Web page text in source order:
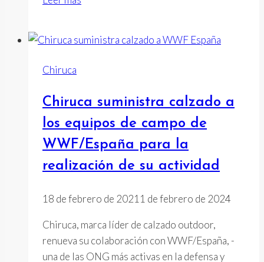
sello
de
Carbono
Chiruca
Chiruca suministra calzado a
los equipos de campo de
WWF/España para la
realización de su actividad
18 de febrero de 20211 de febrero de 2024
Chiruca, marca líder de calzado outdoor,
renueva su colaboración con WWF/España, -
una de las ONG más activas en la defensa y